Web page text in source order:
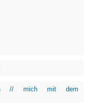
// mich mit dem